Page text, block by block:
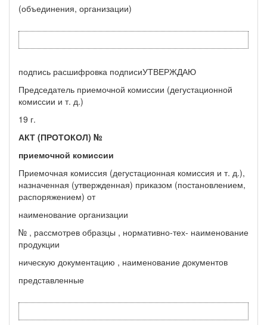
(объединения, организации)
подпись расшифровка подписиУТВЕРЖДАЮ
Председатель приемочной комиссии (дегустационной
комис­сии и т. д.)
19 г.
АКТ (ПРОТОКОЛ) №
приемочной комиссии
Приемочная комиссия (дегустационная комиссия и т. д.),
назначенная (утвержденная) приказом (по­становлением,
распоряжением) от
наименование организации
№ , рассмотрев образцы , нормативно-тех- наименование
продукции
ническую документацию , наименование документов
представленные